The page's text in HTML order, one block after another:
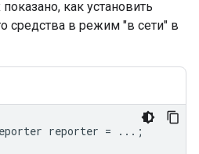
как установить
средства в режим "в сети" в
reporter = ...;